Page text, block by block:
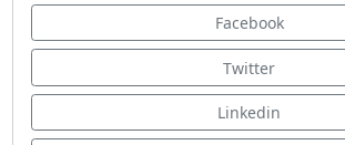
Facebook
Twitter
Linkedin